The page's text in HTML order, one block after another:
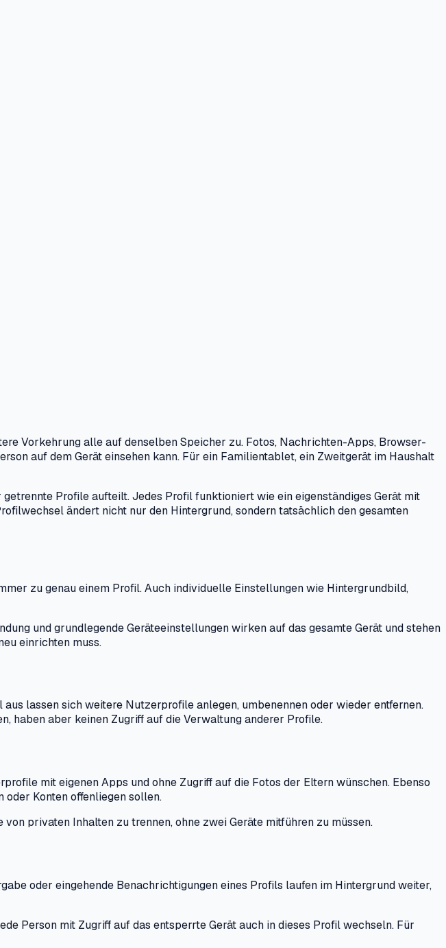
Vorkehrung alle auf denselben Speicher zu. Fotos, Nachrichten-Apps, Browser-
auf dem Gerät einsehen kann. Für ein Familientablet, ein Zweitgerät im Haushalt
Profile aufteilt. Jedes Profil funktioniert wie ein eigenständiges Gerät mit
ändert nicht nur den Hintergrund, sondern tatsächlich den gesamten
zu genau einem Profil. Auch individuelle Einstellungen wie Hintergrundbild,
und grundlegende Geräteeinstellungen wirken auf das gesamte Gerät und stehen
einrichten muss.
lassen sich weitere Nutzerprofile anlegen, umbenennen oder wieder entfernen.
haben aber keinen Zugriff auf die Verwaltung anderer Profile.
mit eigenen Apps und ohne Zugriff auf die Fotos der Eltern wünschen. Ebenso
Konten offenliegen sollen.
privaten Inhalten zu trennen, ohne zwei Geräte mitführen zu müssen.
oder eingehende Benachrichtigungen eines Profils laufen im Hintergrund weiter,
Person mit Zugriff auf das entsperrte Gerät auch in dieses Profil wechseln. Für